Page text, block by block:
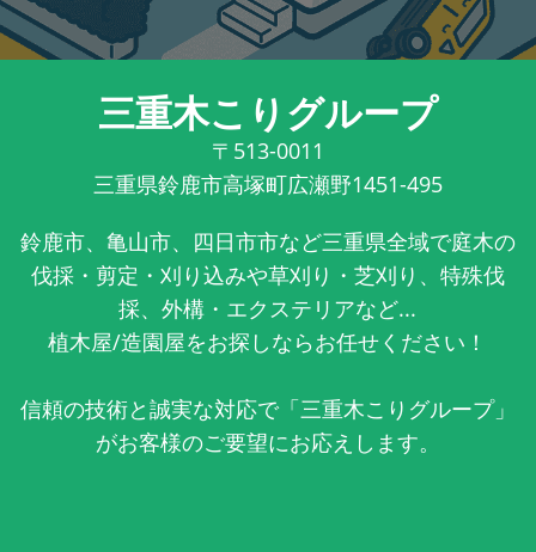
三重木こりグループ
〒513-0011
三重県鈴鹿市高塚町広瀬野1451-495
鈴鹿市、亀山市、四日市市など三重県全域で庭木の
伐採・剪定・刈り込みや草刈り・芝刈り、特殊伐
採、外構・エクステリアなど...
植木屋/造園屋をお探しならお任せください！
信頼の技術と誠実な対応で「三重木こりグループ」
がお客様のご要望にお応えします。